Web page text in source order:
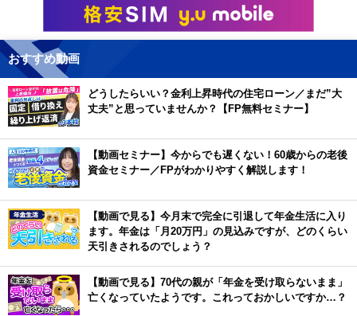
おすすめ動画
どうしたらいい？金利上昇時代の住宅ローン／まだ”大
丈夫”と思っていませんか？【FP無料セミナー】
【動画セミナー】今からでも遅くない！60歳からの老後
資金セミナー／FPがわかりやすく解説します！
【動画で見る】今月末で完全に引退して年金生活に入り
ます。年金は「月20万円」の見込みですが、どのくらい
天引きされるのでしょう？
【動画で見る】70代の親が「年金を受け取らないまま」
亡くなっていたようです。これっておかしいですか…？